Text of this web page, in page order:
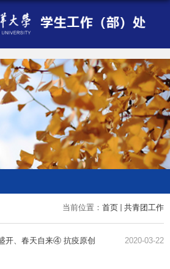
当前位置： 首页 共青团工作
开、春天自来④ 抗疫原创
2020-03-22